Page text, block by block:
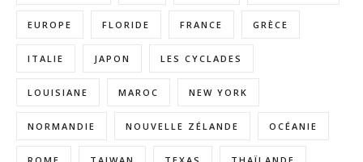
EUROPE FLORIDE FRANCE GRÈCE
ITALIE JAPON LES CYCLADES
LOUISIANE MAROC NEW YORK
NORMANDIE NOUVELLE ZÉLANDE OCÉANIE